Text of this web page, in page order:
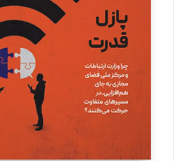
یسنا امان‌پور
تحریریه
ملینا جعفری
تحریریه
مصطفی مسجدی آرانی